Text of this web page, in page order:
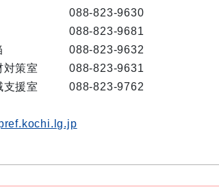
088-823-9630
088-823-9681
088-823-9632
対策室
088-823-9631
支援室
088-823-9762